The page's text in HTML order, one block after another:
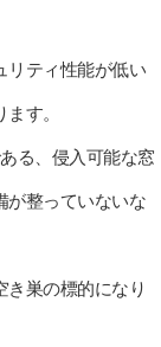
リティ性能が低い
す。
る、侵入可能な窓
が整っていないな
き巣の標的になり